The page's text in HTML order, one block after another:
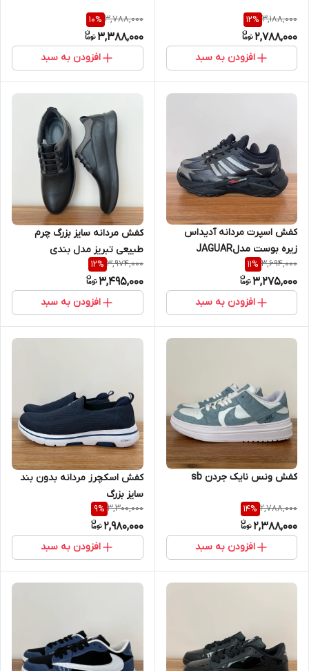
3,188,000
12%
2,788,000
افزودن به سبد
3,788,000
10%
3,388,000
افزودن به سبد
کفش اسپرت مردانه آدیداس
زیره بوست مدلJAGUAR
3,694,000
11%
3,275,000
افزودن به سبد
کفش مردانه سایز بزرگ چرم
طبیعی تبریز مدل بندی
3,974,000
12%
3,495,000
افزودن به سبد
کفش ونس نایک جردن sb
2,788,000
14%
2,388,000
افزودن به سبد
کفش اسکچرز مردانه بدون بند
سایز بزرگ
3,300,000
9%
2,980,000
افزودن به سبد